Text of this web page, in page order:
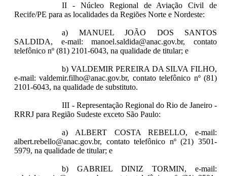
II - Núcleo Regional de Aviação Civil de
Recife/PE para as localidades da Regiões Norte e Nordeste:
a) MANUEL JOÃO DOS SANTOS
SALDIDA, e-mail: manoel.saldida@anac.gov.br, contato
telefônico nº (81) 2101-6043, na qualidade de titular; e
b) VALDEMIR PEREIRA DA SILVA FILHO,
e-mail: valdemir.filho@anac.gov.br, contato telefônico nº (81)
2101-6043, na qualidade de substituto.
III - Representação Regional do Rio de Janeiro -
RRRJ para Região Sudeste exceto São Paulo:
a) ALBERT COSTA REBELLO, e-mail:
albert.rebello@anac.gov.br, contato telefônico nº (21) 3501-
5979, na qualidade de titular; e
b) GABRIEL DINIZ TORMIN, e-mail: